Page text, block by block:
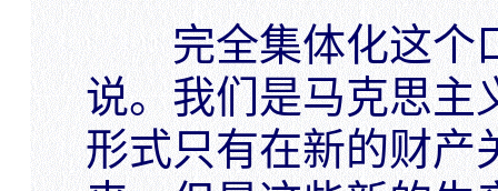
完全集体化这个口
说。我们是马克思主
形式只有在新的财产